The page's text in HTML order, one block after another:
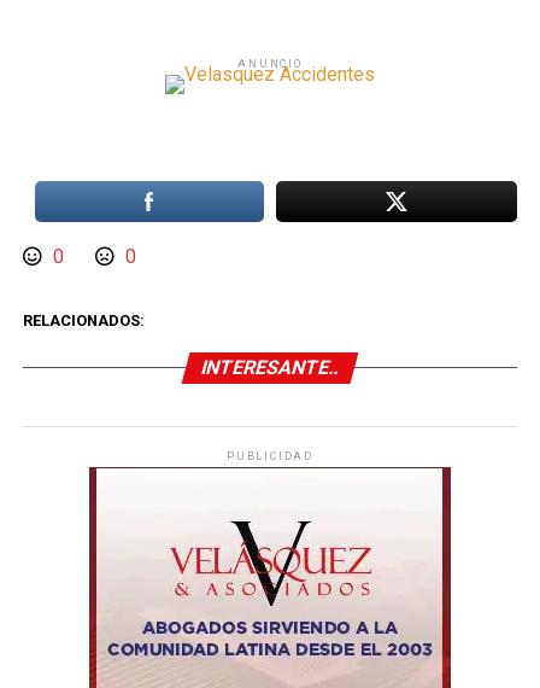
ANUNCIO
0 0
RELACIONADOS:
INTERESANTE..
PUBLICIDAD